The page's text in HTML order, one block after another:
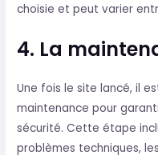
choisie et peut varier
4. La
Une fois le site lancé, il
maintenance pour
sécurité. Cette étape
problèmes techniques,